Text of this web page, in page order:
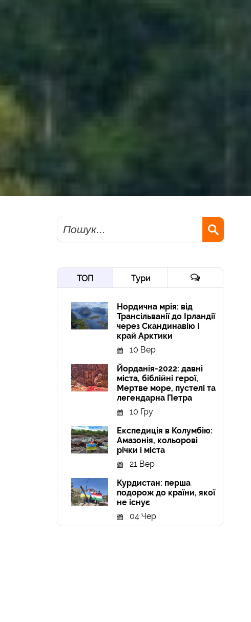
Пошук
ТОП Тури
Нордична мрія: від
Трансільванії до Ірландії
через Скандинавію і
край Арктики
10 Вер
Йорданія-2022: давні
міста, біблійні герої,
Мертве море, пустелі та
легендарна Петра
10 Гру
Експедиція в Колумбію:
Амазонія, кольорові
річки і міста
21 Вер
Курдистан: перша
подорож до країни, якої
не існує
04 Чер